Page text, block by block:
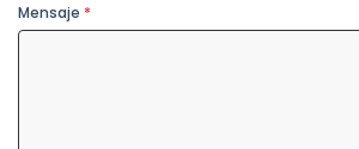
Mensaje *